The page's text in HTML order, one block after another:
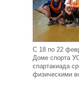
С 18 по 22
Доме спорта
спартакиада
физическими